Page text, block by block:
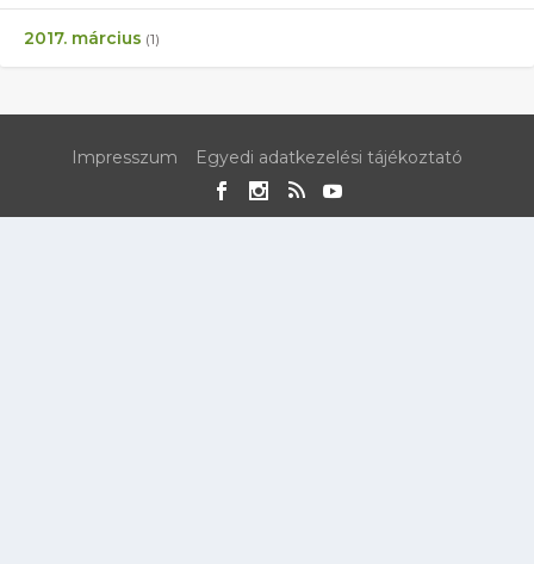
2017. március (1)
Impresszum Egyedi adatkezelési tájékoztató